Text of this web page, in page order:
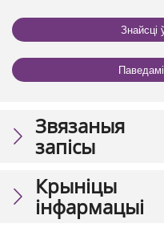
Знайсці
Звязаныя
запісы
Крыніцы
інфармацыі